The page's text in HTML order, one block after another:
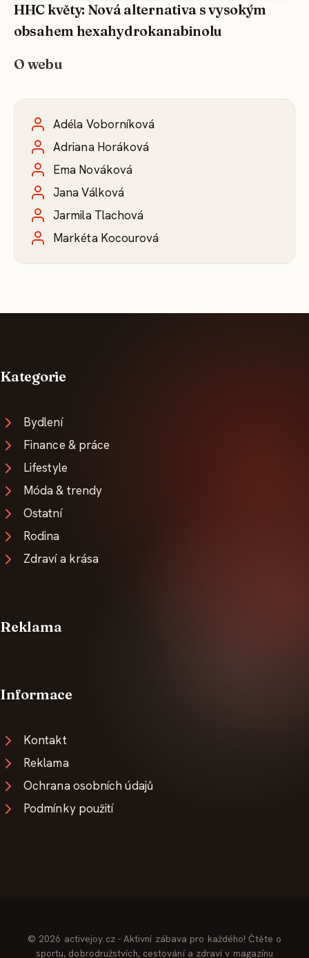
HHC květy: Nová alternativa s vysokým
obsahem hexahydrokanabinolu
O webu
Adéla Voborníková
Adriana Horáková
Ema Nováková
Jana Válková
Jarmila Tlachová
Markéta Kocourová
Kategorie
Bydlení
Finance & práce
Lifestyle
Móda & trendy
Ostatní
Rodina
Zdraví a krása
Reklama
Informace
Kontakt
Reklama
Ochrana osobních údajů
Podmínky použití
© 2026 activejoy.cz - Aktivní zábava pro každého! Čtěte o
sportu, dobrodružstvích, cestování a zdraví v magazínu